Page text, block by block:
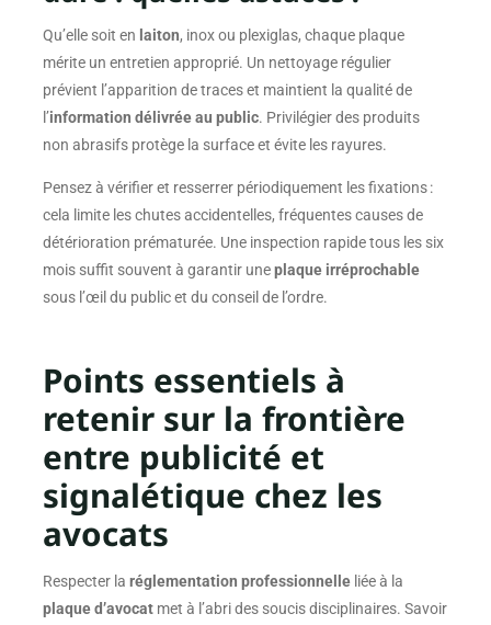
Qu’elle soit en laiton, inox ou plexiglas, chaque plaque
mérite un entretien approprié. Un nettoyage régulier
prévient l’apparition de traces et maintient la qualité de
l’information délivrée au public. Privilégier des produits
non abrasifs protège la surface et évite les rayures.
Pensez à vérifier et resserrer périodiquement les fixations :
cela limite les chutes accidentelles, fréquentes causes de
détérioration prématurée. Une inspection rapide tous les six
mois suffit souvent à garantir uneplaque irréprochable
sous l’œil du public et du conseil de l’ordre.
Points essentiels à
retenir sur la frontière
entre publicité et
signalétique chez les
avocats
Respecter la réglementation professionnelleliée à la
plaque d’avocatmet à l’abri des soucis disciplinaires. Savoir